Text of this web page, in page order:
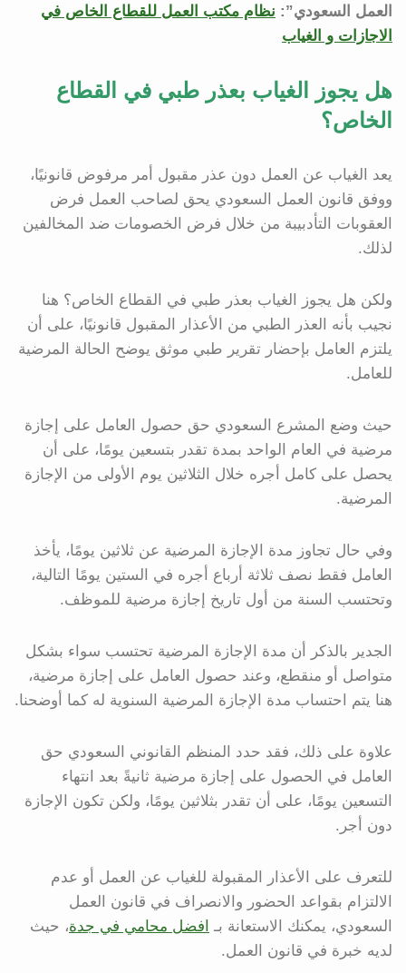
العمل السعودي”: نظام مكتب العمل للقطاع الخاص في
الاجازات و الغياب
هل يجوز الغياب بعذر طبي في القطاع
الخاص؟
يعد الغياب عن العمل دون عذر مقبول أمر مرفوض قانونيًا،
ووفق قانون العمل السعودي يحق لصاحب العمل فرض
العقوبات التأدبيبة من خلال فرض الخصومات ضد المخالفين
لذلك.
ولكن هل يجوز الغياب بعذر طبي في القطاع الخاص؟ هنا
نجيب بأنه العذر الطبي من الأعذار المقبول قانونيًا، على أن
يلتزم العامل بإحضار تقرير طبي موثق يوضح الحالة المرضية
للعامل.
حيث وضع المشرع السعودي حق حصول العامل على إجازة
مرضية في العام الواحد بمدة تقدر بتسعين يومًا، على أن
يحصل على كامل أجره خلال الثلاثين يوم الأولى من الإجازة
المرضية.
وفي حال تجاوز مدة الإجازة المرضية عن ثلاثين يومًا، يأخذ
العامل فقط نصف ثلاثة أرباع أجره في الستين يومًا التالية،
وتحتسب السنة من أول تاريخ إجازة مرضية للموظف.
الجدير بالذكر أن مدة الإجازة المرضية تحتسب سواء بشكل
متواصل أو منقطع، وعند حصول العامل على إجازة مرضية،
هنا يتم احتساب مدة الإجازة المرضية السنوية له كما أوضحنا.
علاوة على ذلك، فقد حدد المنظم القانوني السعودي حق
العامل في الحصول على إجازة مرضية ثانيةً بعد انتهاء
التسعين يومًا، على أن تقدر بثلاثين يومًا، ولكن تكون الإجازة
دون أجر.
للتعرف على الأعذار المقبولة للغياب عن العمل أو عدم
الالتزام بقواعد الحضور والانصراف في قانون العمل
السعودي، يمكنك الاستعانة بـ افضل محامي في جدة، حيث
لديه خبرة في قانون العمل.